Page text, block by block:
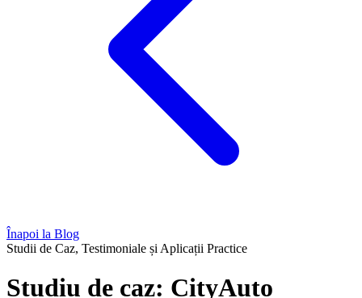
Înapoi la Blog
Studii de Caz, Testimoniale și Aplicații Practice
Studiu de caz: CityAuto